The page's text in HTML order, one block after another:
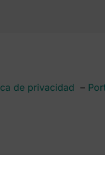
de privacidad –